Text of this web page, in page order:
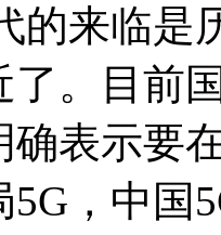
的来临是
了。目前
确表示要
5G，中国